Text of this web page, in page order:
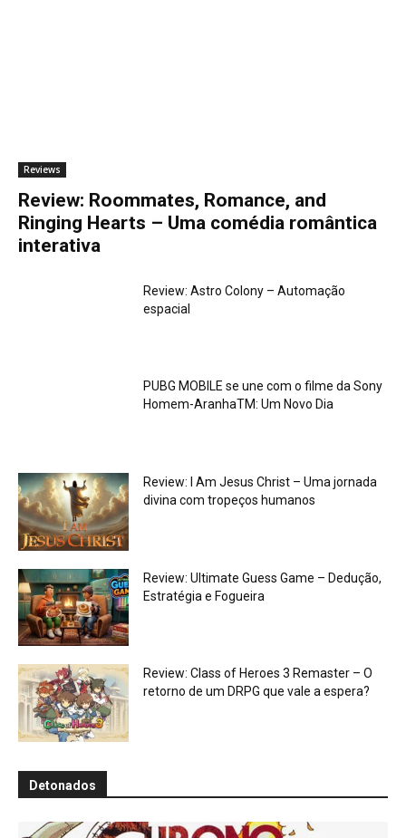
Reviews
Review: Roommates, Romance, and
Ringing Hearts – Uma comédia romântica
interativa
Review: Astro Colony – Automação
espacial
PUBG MOBILE se une com o filme da Sony
Homem-AranhaTM: Um Novo Dia
Review: I Am Jesus Christ – Uma jornada
divina com tropeços humanos
Review: Ultimate Guess Game – Dedução,
Estratégia e Fogueira
Review: Class of Heroes 3 Remaster – O
retorno de um DRPG que vale a espera?
Detonados